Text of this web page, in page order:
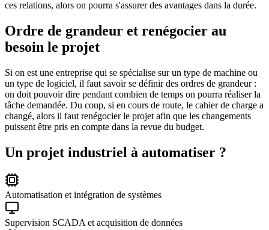
ces relations, alors on pourra s'assurer des avantages dans la durée.
Ordre de grandeur et renégocier au
besoin le projet
Si on est une entreprise qui se spécialise sur un type de machine ou
un type de logiciel, il faut savoir se définir des ordres de grandeur :
on doit pouvoir dire pendant combien de temps on pourra réaliser la
tâche demandée. Du coup, si en cours de route, le cahier de charge a
changé, alors il faut renégocier le projet afin que les changements
puissent être pris en compte dans la revue du budget.
Un projet industriel à automatiser ?
Automatisation et intégration de systèmes
Supervision SCADA et acquisition de données